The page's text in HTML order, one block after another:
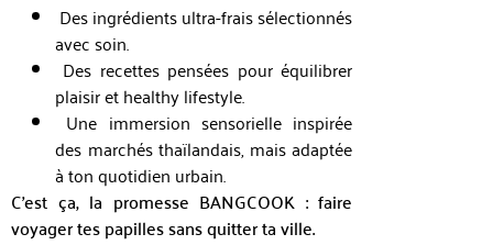
Des ingrédients ultra-frais sélectionnés
avec soin.
Des recettes pensées pour équilibrer
plaisir et healthy lifestyle.
Une immersion sensorielle inspirée
des marchés thaïlandais, mais adaptée
à ton quotidien urbain.
C’est ça, la promesse BANGCOOK : faire
voyager tes papilles sans quitter ta ville.